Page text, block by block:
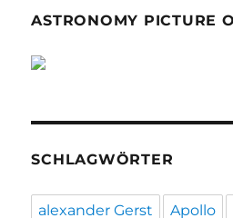
ASTRONOMY PICTURE
SCHLAGWÖRTER
alexander Gerst Apollo